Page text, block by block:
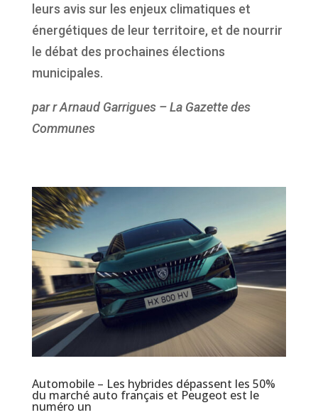
leurs avis sur les enjeux climatiques et
énergétiques de leur territoire, et de nourrir
le débat des prochaines élections
municipales.
par r Arnaud Garrigues – La Gazette des
Communes
Automobile – Les hybrides dépassent les 50%
du marché auto français et Peugeot est le
numéro un